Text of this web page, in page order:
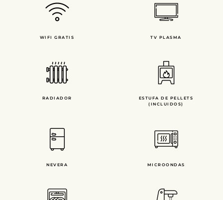
WIFI GRATIS TV PLASMA
RADIADOR
ESTUFA DE PELLETS
(INCLUIDOS)
NEVERA MICROONDAS